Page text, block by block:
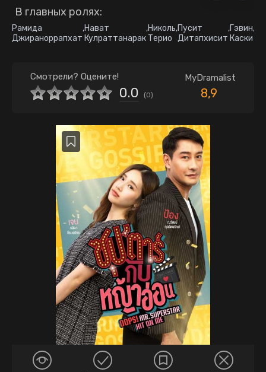
В главных ролях:
Рамида
Джираноррапхат
,Нават
Кулраттанарак
,Николь
Терио
,Пусит
Дитапхисит
,Гэвин
Каски
,
Смотрели? Оцените!
0.0 (0)
MyDramalist
8,9